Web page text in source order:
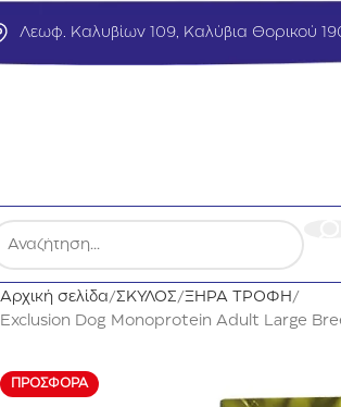
Λεωφ. Καλυβίων 109, Καλύβια Θορικού
Αρχική σελίδα ΣΚΥΛΟΣ
ΞΗΡΑ ΤΡΟΦΗ
Exclusion Dog Monoprotein Adult Large
ΠΡΟΣΦΟΡΆ